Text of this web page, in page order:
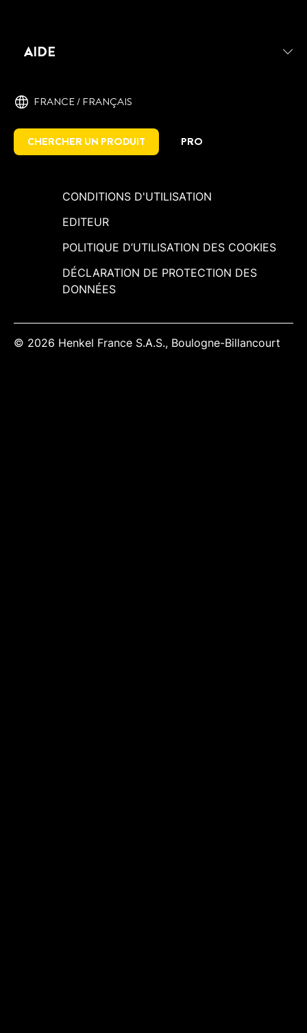
AIDE
FRANCE / ‎FRANÇAIS
CHERCHER UN PRODUIT PRO
CONDITIONS D'UTILISATION
EDITEUR
POLITIQUE D’UTILISATION DES COOKIES
DÉCLARATION DE PROTECTION DES
DONNÉES
© 2026 Henkel France S.A.S., Boulogne-Billancourt